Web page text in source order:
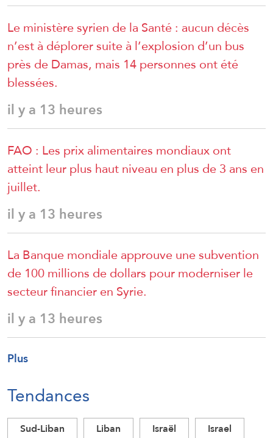
Le ministère syrien de la Santé : aucun décès
n’est à déplorer suite à l’explosion d’un bus
près de Damas, mais 14 personnes ont été
blessées.
il y a 13 heures
FAO : Les prix alimentaires mondiaux ont
atteint leur plus haut niveau en plus de 3 ans en
juillet.
il y a 13 heures
La Banque mondiale approuve une subvention
de 100 millions de dollars pour moderniser le
secteur financier en Syrie.
il y a 13 heures
Plus
Tendances
Sud-Liban Liban Israël
Israel